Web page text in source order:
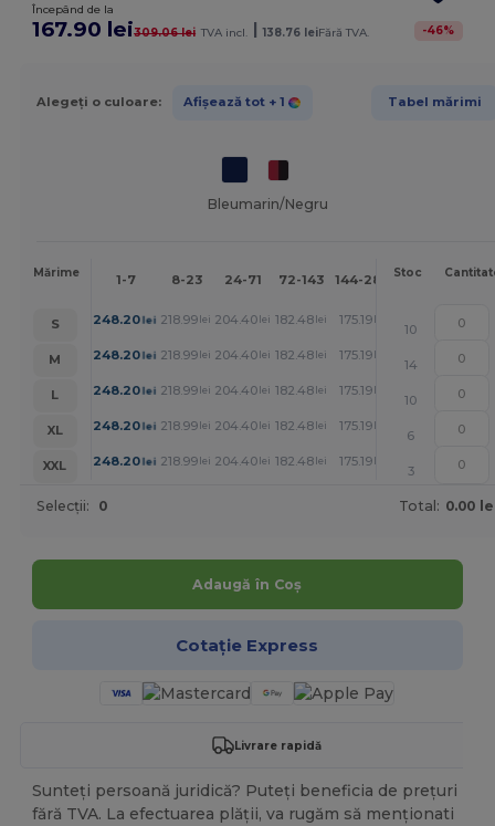
Începând de la
167.90 lei309.06 lei TVA incl. | 138.76 leiFără TVA. -46%
Alegeți o culoare: Afișează tot + 1 Tabel mărimi
Bleumarin/Negru
Mărime 1-7 8-23 24-71 72-143 144-287 288 +
Mai
Stoc
S 248.20lei 218.99 lei 204.40 lei 182.48 lei 175.19 +
10
M
248.20lei 218.99 lei 204.40 lei 182.48 lei 175.19 +
14
L
248.20lei 218.99 lei 204.40 lei 182.48 lei 175.19 +
10
XL
248.20lei 218.99 lei 204.40 lei 182.48 lei 175.19 +
6
XXL
248.20lei 218.99 lei 204.40 lei 182.48 lei 175.19 +
3
Selecții: 0 Total: 0.00
Adaugă în Coș
Cotație Express
Livrare rapidă
Sunteți persoană juridică? Puteți beneficia de prețuri
fără TVA. La efectuarea plății, va rugăm să menționati